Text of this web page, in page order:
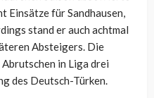
Einsätze für Sandhausen,
stand er auch achtmal
Absteigers. Die
in Liga drei
des Deutsch-Türken.